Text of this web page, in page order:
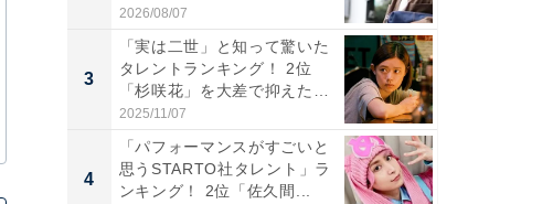
2026/08/07
3
「実は二世」と知って驚いた
タレントランキング！ 2位
「杉咲花」を大差で抑えた1
位...
2025/11/07
4
「パフォーマンスがすごいと
思うSTARTO社タレント」ラ
ンキング！ 2位「佐久間...